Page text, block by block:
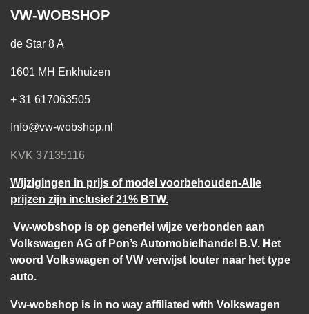
VW-WOBSHOP
de Star 8 A
1601 MH Enkhuizen
+ 31 617063505
Info@vw-wobshop.nl
KVK 37135116
Wijzigingen in prijs of model voorbehouden-Alle
prijzen zijn inclusief 21% BTW.
Vw-wobshop is op generlei wijze verbonden aan
Volkswagen AG of Pon’s Automobielhandel B.V. Het
woord Volkswagen of VW verwijst louter naar het type
auto.
Vw-wobshop is in no way affiliated with Volkswagen